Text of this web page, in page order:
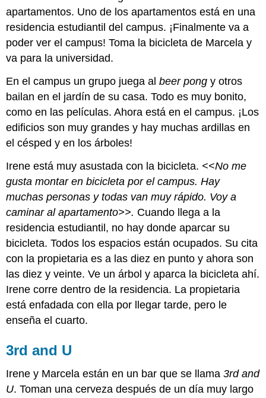
apartamentos. Uno de los apartamentos está en una
residencia estudiantil del campus. ¡Finalmente va a
poder ver el campus! Toma la bicicleta de Marcela y
va para la universidad.
En el campus un grupo juega albeer pongy otros
bailan en el jardín de su casa. Todo es muy bonito,
como en las películas. Ahora está en el campus. ¡Los
edificios son muy grandes y hay muchas ardillas en
el césped y en los árboles!
Irene está muy asustada con la bicicleta. <<No me
gusta montar en bicicleta por el campus. Hay
muchas personas y todas van muy rápido. Voy a
caminar al apartamento>>. Cuando llega a la
residencia estudiantil, no hay donde aparcar su
bicicleta. Todos los espacios están ocupados. Su cita
con la propietaria es a las diez en punto y ahora son
las diez y veinte. Ve un árbol y aparca la bicicleta ahí.
Irene corre dentro de la residencia. La propietaria
está enfadada con ella por llegar tarde, pero le
enseña el cuarto.
3rd and U
Irene y Marcela están en un bar que se llama3rd and
U. Toman una cerveza después de un día muy largo